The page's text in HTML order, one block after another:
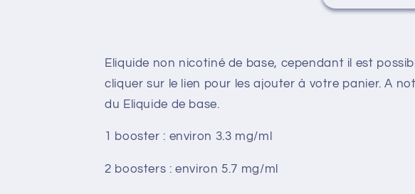
Eliquide non nicotiné de base, cependant il est
cliquer sur le lien pour les ajouter à votre panier. A
du Eliquide de base.
1 booster : environ 3.3 mg/ml
2 boosters : environ 5.7 mg/ml